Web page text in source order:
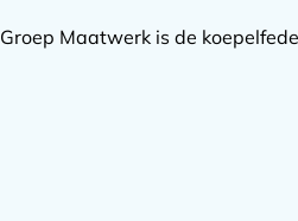
Groep Maatwerk is de